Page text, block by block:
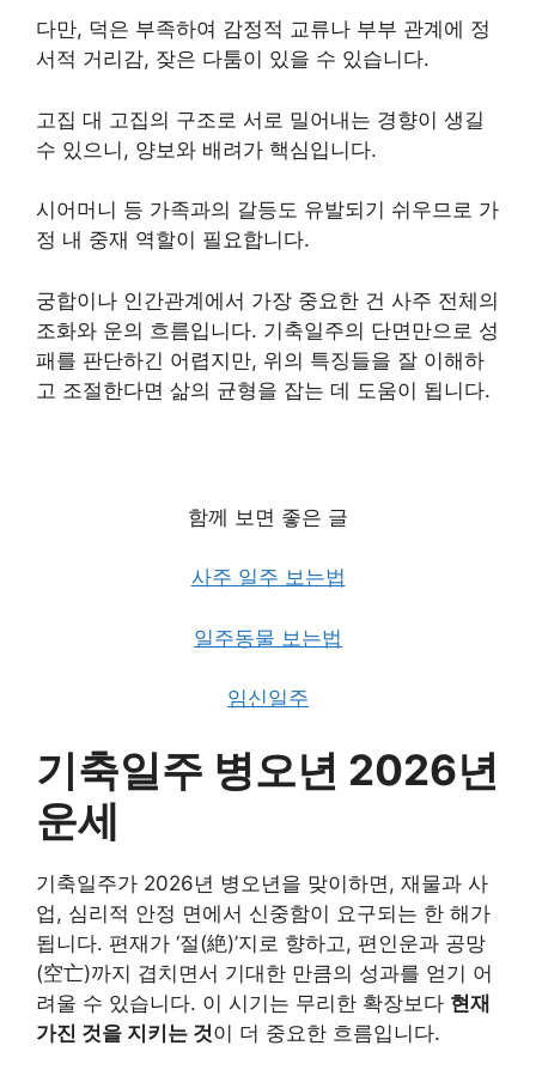
다만, 덕은 부족하여 감정적 교류나 부부 관계에 정
서적 거리감, 잦은 다툼이 있을 수 있습니다.
고집 대 고집의 구조로 서로 밀어내는 경향이 생길
수 있으니, 양보와 배려가 핵심입니다.
시어머니 등 가족과의 갈등도 유발되기 쉬우므로 가
정 내 중재 역할이 필요합니다.
궁합이나 인간관계에서 가장 중요한 건 사주 전체의
조화와 운의 흐름입니다. 기축일주의 단면만으로 성
패를 판단하긴 어렵지만, 위의 특징들을 잘 이해하
고 조절한다면 삶의 균형을 잡는 데 도움이 됩니다.
함께 보면 좋은 글
사주 일주 보는법
일주동물 보는법
임신일주
기축일주 병오년 2026년
운세
기축일주가 2026년 병오년을 맞이하면, 재물과 사
업, 심리적 안정 면에서 신중함이 요구되는 한 해가
됩니다. 편재가 ‘절(絶)’지로 향하고, 편인운과 공망
(空亡)까지 겹치면서 기대한 만큼의 성과를 얻기 어
려울 수 있습니다. 이 시기는 무리한 확장보다 현재
가진 것을 지키는 것이 더 중요한 흐름입니다.